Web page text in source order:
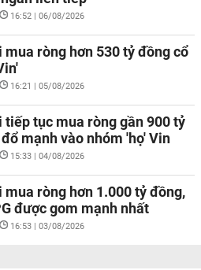
16:52 | 06/08/2026
mua ròng hơn 530 tỷ đồng cổ
16:21 | 05/08/2026
tiếp tục mua ròng gần 900 tỷ
mạnh vào nhóm 'họ' Vin
15:33 | 04/08/2026
mua ròng hơn 1.000 tỷ đồng,
được gom mạnh nhất
16:53 | 03/08/2026